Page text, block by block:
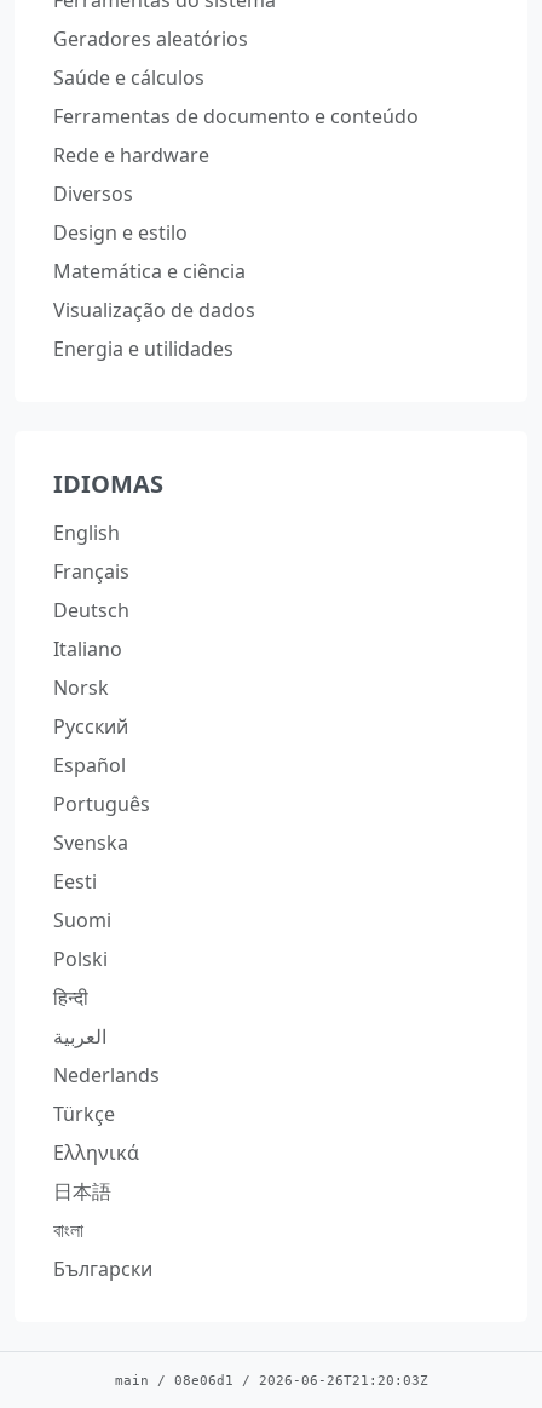
Geradores aleatórios
Saúde e cálculos
Ferramentas de documento e conteúdo
Rede e hardware
Diversos
Design e estilo
Matemática e ciência
Visualização de dados
Energia e utilidades
IDIOMAS
English
Français
Deutsch
Italiano
Norsk
Русский
Español
Português
Svenska
Eesti
Suomi
Polski
हिन्दी
العربية
Nederlands
Türkçe
Ελληνικά
日本語
বাংলা
Български
main / 08e06d1 / 2026-06-26T21:20:03Z